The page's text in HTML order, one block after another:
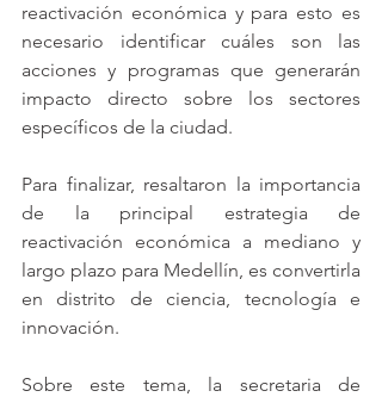
reactivación económica y para esto es
necesario identificar cuáles son las
acciones y programas que generarán
impacto directo sobre los sectores
específicos de la ciudad.
Para finalizar, resaltaron la importancia
de la principal estrategia de
reactivación económica a mediano y
largo plazo para Medellín, es convertirla
en distrito de ciencia, tecnología e
innovación.
Sobre este tema, la secretaria de